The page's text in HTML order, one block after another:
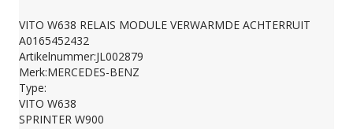
RELAIS
MODULE
VERWARMDE
VITO W638 RELAIS MODULE VERWARMDE ACHTERRUIT
A0165452432
Artikelnummer:JL002879
Merk:MERCEDES-BENZ
Type:
VITO W638
SPRINTER W900